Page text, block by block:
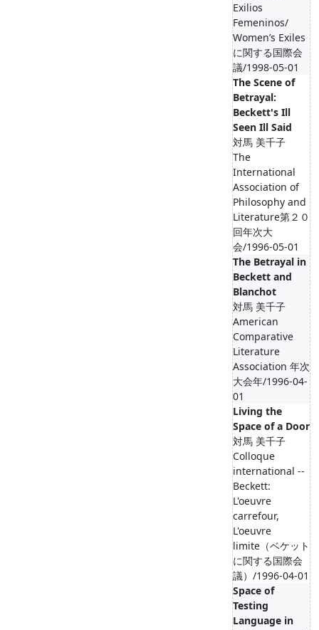
Exilios
Femeninos/
Women’s Exiles
に関する国際会
議/1998-05-01
The Scene of
Betrayal:
Beckett's Ill
Seen Ill Said
対馬 美千子
The
International
Association of
Philosophy and
Literature第２０
回年次大
会/1996-05-01
The Betrayal in
Beckett and
Blanchot
対馬 美千子
American
Comparative
Literature
Association 年次
大会年/1996-04-
01
Living the
Space of a Door
対馬 美千子
Colloque
international --
Beckett:
L'oeuvre
carrefour,
L'oeuvre
limite（ベケット
に関する国際会
議）/1996-04-01
Space of
Testing
Language in